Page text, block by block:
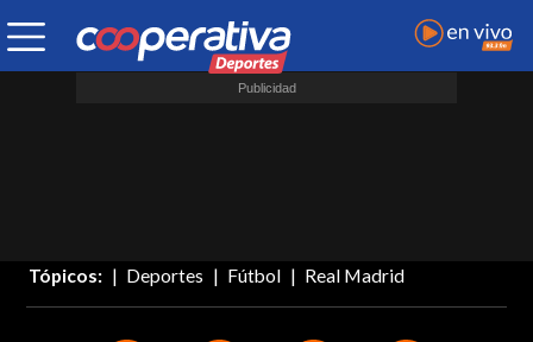
Tópicos: Deportes Fútbol Real Madrid